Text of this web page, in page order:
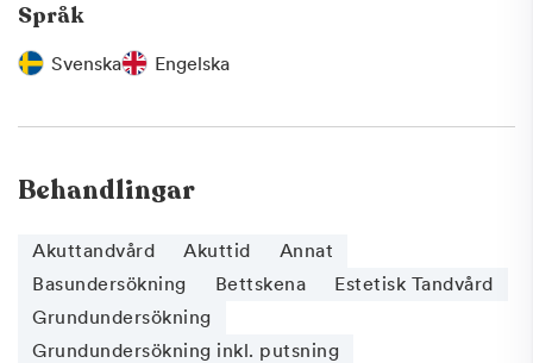
Språk
Svenska Engelska
Behandlingar
Akuttandvård Akuttid
Annat
Basundersökning
Bettskena
Estetisk Tandvård
Grundundersökning
Grundundersökning inkl. putsning